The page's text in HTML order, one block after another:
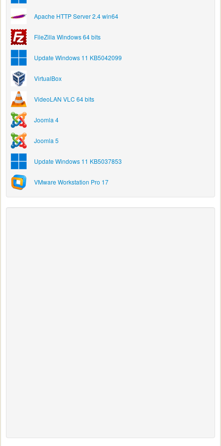
Apache HTTP Server 2.4 win64
FileZilla Windows 64 bits
Update Windows 11 KB5042099
VirtualBox
VideoLAN VLC 64 bits
Joomla 4
Joomla 5
Update Windows 11 KB5037853
VMware Workstation Pro 17